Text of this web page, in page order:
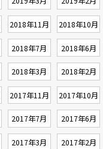
2018年11月 2018年10月
2018年7月 2018年6月
2018年3月 2018年2月
2017年11月 2017年10月
2017年7月 2017年6月
2017年3月 2017年2月